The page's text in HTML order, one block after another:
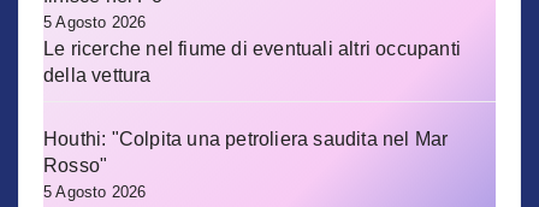
5 Agosto 2026
Le ricerche nel fiume di eventuali altri occupanti
della vettura
Houthi: "Colpita una petroliera saudita nel Mar
Rosso"
5 Agosto 2026